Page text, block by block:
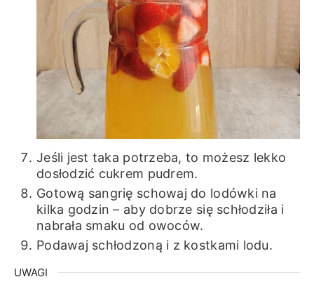
Jeśli jest taka potrzeba, to możesz lekko
dosłodzić cukrem pudrem.
Gotową sangrię schowaj do lodówki na
kilka godzin – aby dobrze się schłodziła i
nabrała smaku od owoców.
Podawaj schłodzoną i z kostkami lodu.
UWAGI